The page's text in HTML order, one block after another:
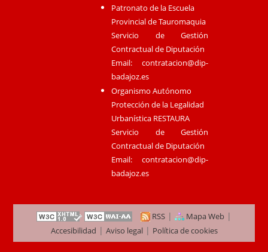
Patronato de la Escuela
Provincial de Tauromaquia
Servicio de Gestión
Contractual de Diputación
Email:contratacion@dip-
badajoz.es
Organismo Autónomo
Protección de la Legalidad
Urbanística RESTAURA
Servicio de Gestión
Contractual de Diputación
Email:contratacion@dip-
badajoz.es
RSS | Mapa Web |
Accesibilidad | Aviso legal| Política de cookies